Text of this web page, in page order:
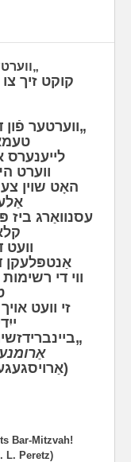
קוקט זיך
„ווערטער
ווערט הײַיאָר 13 יאָר
האָט שוין
עסנוואַרג ביז
אַנטפּלעקן
ווי די
זי וועט
Bar-Mitzvah!
L. Peretz)